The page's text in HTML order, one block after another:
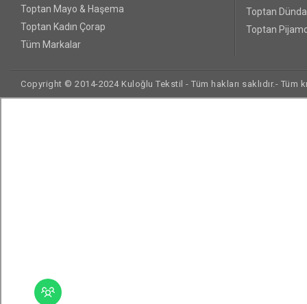
Toptan Mayo & Haşema
Toptan Kadın Çorap
Tüm Markalar
Toptan
Toptan
Copyright © 2014-2024 Kuloğlu Tekstil - Tüm hakları saklıdır.-